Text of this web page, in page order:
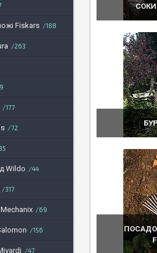
Fiskars 188
263
177
72
Wildo 44
317
Mechanix 69
156
47